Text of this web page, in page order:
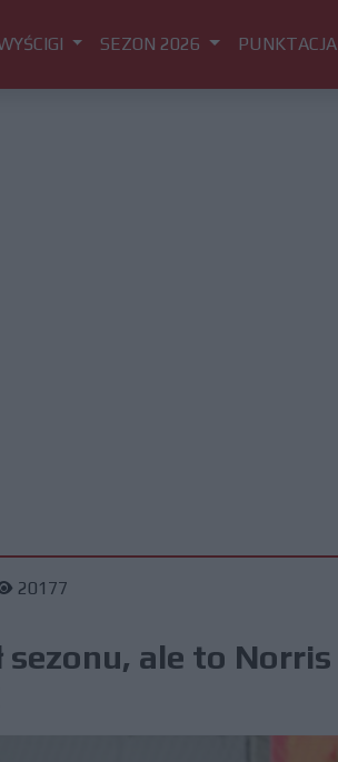
SEZON 2026 PUNKTACJA
20177
sezonu, ale to Norris